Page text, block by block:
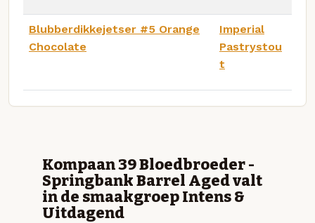
Blubberdikkejetser #5 Orange
Chocolate
Imperial
Pastrystou
t
Kompaan 39 Bloedbroeder -
Springbank Barrel Aged valt
in de smaakgroep Intens &
Uitdagend